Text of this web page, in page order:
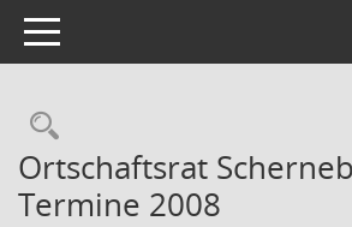
Toggle navigation
Rechercheauswahl
Ortschaftsrat
Termine 2008